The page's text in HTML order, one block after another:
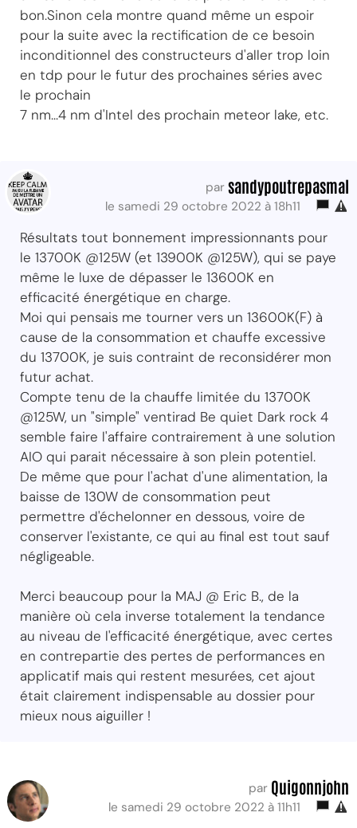
bon.Sinon cela montre quand même un espoir
pour la suite avec la rectification de ce besoin
inconditionnel des constructeurs d'aller trop loin
en tdp pour le futur des prochaines séries avec
le prochain
7 nm...4 nm d'Intel des prochain meteor lake, etc.
par sandypoutrepasmal
le samedi 29 octobre 2022 à 18h11
Résultats tout bonnement impressionnants pour
le 13700K @125W (et 13900K @125W), qui se paye
même le luxe de dépasser le 13600K en
efficacité énergétique en charge.
Moi qui pensais me tourner vers un 13600K(F) à
cause de la consommation et chauffe excessive
du 13700K, je suis contraint de reconsidérer mon
futur achat.
Compte tenu de la chauffe limitée du 13700K
@125W, un "simple" ventirad Be quiet Dark rock 4
semble faire l'affaire contrairement à une solution
AIO qui parait nécessaire à son plein potentiel.
De même que pour l'achat d'une alimentation, la
baisse de 130W de consommation peut
permettre d'échelonner en dessous, voire de
conserver l'existante, ce qui au final est tout sauf
négligeable.
Merci beaucoup pour la MAJ @ Eric B., de la
manière où cela inverse totalement la tendance
au niveau de l'efficacité énergétique, avec certes
en contrepartie des pertes de performances en
applicatif mais qui restent mesurées, cet ajout
était clairement indispensable au dossier pour
mieux nous aiguiller !
par Quigonnjohn
le samedi 29 octobre 2022 à 11h11